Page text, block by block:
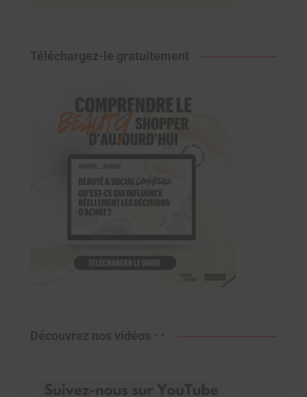
Téléchargez-le gratuitement
Découvrez nos vidéos